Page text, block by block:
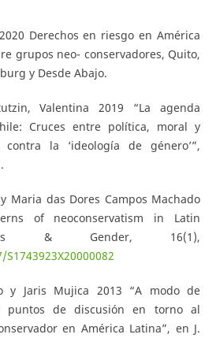
Derechos en riesgo en América
grupos neo- conservadores, Quito,
y Desde Abajo.
Valentina 2019 “La agenda
Cruces entre política, moral y
la ‘ideología de género’”,
Maria das Dores Campos Machado
of neoconservatism in Latin
& Gender, 16(1),
y Jaris Mujica 2013 “A modo de
puntos de discusión en torno al
en América Latina”, en J.